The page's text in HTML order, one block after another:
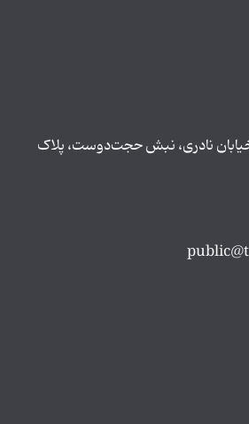
خیابان نادری، نبش حجت‌دوست، پلاک